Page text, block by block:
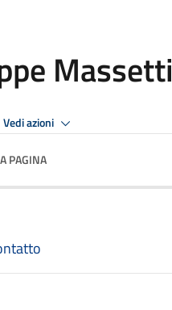
Massetti
Vedi azioni
PAGINA